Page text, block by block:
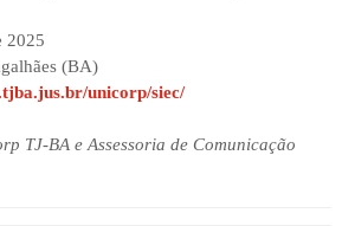
2025
(BA)
unicorp/siec/
TJ-BA e Assessoria de Comunicação